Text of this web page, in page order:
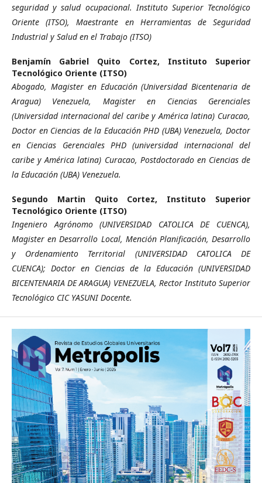
seguridad y salud ocupacional. Instituto Superior Tecnológico
Oriente (ITSO), Maestrante en Herramientas de Seguridad
Industrial y Salud en el Trabajo (ITSO)
Benjamín Gabriel Quito Cortez, Instituto Superior
Tecnológico Oriente (ITSO)
Abogado, Magister en Educación (Universidad Bicentenaria de
Aragua) Venezuela, Magister en Ciencias Gerenciales
(Universidad internacional del caribe y América latina) Curacao,
Doctor en Ciencias de la Educación PHD (UBA) Venezuela, Doctor
en Ciencias Gerenciales PHD (universidad internacional del
caribe y América latina) Curacao, Postdoctorado en Ciencias de
la Educación (UBA) Venezuela.
Segundo Martin Quito Cortez, Instituto Superior
Tecnológico Oriente (ITSO)
Ingeniero Agrónomo (UNIVERSIDAD CATOLICA DE CUENCA),
Magister en Desarrollo Local, Mención Planificación, Desarrollo
y Ordenamiento Territorial (UNIVERSIDAD CATOLICA DE
CUENCA); Doctor en Ciencias de la Educación (UNIVERSIDAD
BICENTENARIA DE ARAGUA) VENEZUELA, Rector Instituto Superior
Tecnológico CIC YASUNI Docente.